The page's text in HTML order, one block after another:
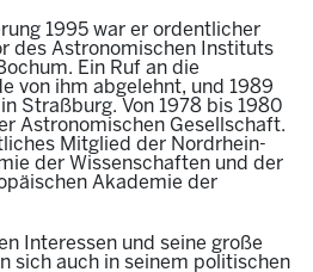
1995 war er ordentlicher
des Astronomischen Instituts
Ein Ruf an die
von ihm abgelehnt, und 1989
Straßburg. Von 1978 bis 1980
Astronomischen Gesellschaft.
Mitglied der Nordrhein-
der Wissenschaften und der
Akademie der
Interessen und seine große
sich auch in seinem politischen